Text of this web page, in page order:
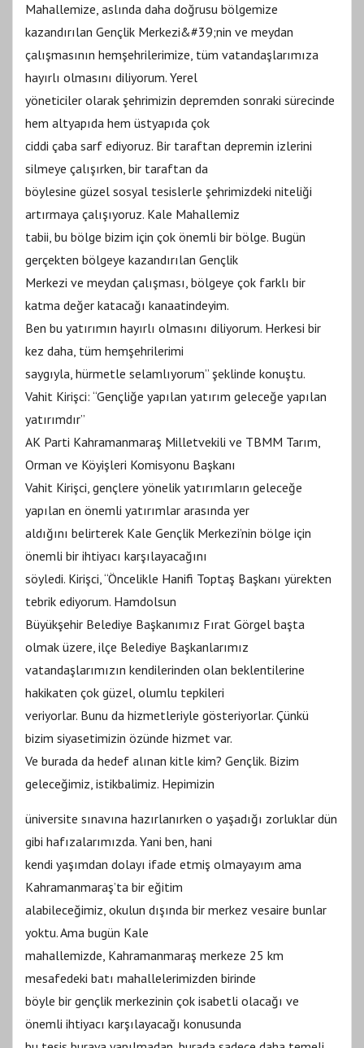
Mahallemize, aslında daha doğrusu bölgemize
kazandırılan Gençlik Merkezi&#39;nin ve meydan
çalışmasının hemşehrilerimize, tüm vatandaşlarımıza
hayırlı olmasını diliyorum. Yerel
yöneticiler olarak şehrimizin depremden sonraki sürecinde
hem altyapıda hem üstyapıda çok
ciddi çaba sarf ediyoruz. Bir taraftan depremin izlerini
silmeye çalışırken, bir taraftan da
böylesine güzel sosyal tesislerle şehrimizdeki niteliği
artırmaya çalışıyoruz. Kale Mahallemiz
tabii, bu bölge bizim için çok önemli bir bölge. Bugün
gerçekten bölgeye kazandırılan Gençlik
Merkezi ve meydan çalışması, bölgeye çok farklı bir
katma değer katacağı kanaatindeyim.
Ben bu yatırımın hayırlı olmasını diliyorum. Herkesi bir
kez daha, tüm hemşehrilerimi
saygıyla, hürmetle selamlıyorum” şeklinde konuştu.
Vahit Kirişci: “Gençliğe yapılan yatırım geleceğe yapılan
yatırımdır”
AK Parti Kahramanmaraş Milletvekili ve TBMM Tarım,
Orman ve Köyişleri Komisyonu Başkanı
Vahit Kirişci, gençlere yönelik yatırımların geleceğe
yapılan en önemli yatırımlar arasında yer
aldığını belirterek Kale Gençlik Merkezi’nin bölge için
önemli bir ihtiyacı karşılayacağını
söyledi. Kirişci, “Öncelikle Hanifi Toptaş Başkanı yürekten
tebrik ediyorum. Hamdolsun
Büyükşehir Belediye Başkanımız Fırat Görgel başta
olmak üzere, ilçe Belediye Başkanlarımız
vatandaşlarımızın kendilerinden olan beklentilerine
hakikaten çok güzel, olumlu tepkileri
veriyorlar. Bunu da hizmetleriyle gösteriyorlar. Çünkü
bizim siyasetimizin özünde hizmet var.
Ve burada da hedef alınan kitle kim? Gençlik. Bizim
geleceğimiz, istikbalimiz. Hepimizin
üniversite sınavına hazırlanırken o yaşadığı zorluklar dün
gibi hafızalarımızda. Yani ben, hani
kendi yaşımdan dolayı ifade etmiş olmayayım ama
Kahramanmaraş’ta bir eğitim
alabileceğimiz, okulun dışında bir merkez vesaire bunlar
yoktu. Ama bugün Kale
mahallemizde, Kahramanmaraş merkeze 25 km
mesafedeki batı mahallelerimizden birinde
böyle bir gençlik merkezinin çok isabetli olacağı ve
önemli ihtiyacı karşılayacağı konusunda